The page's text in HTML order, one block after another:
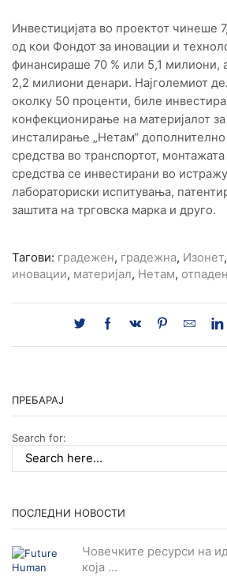
Инвестицијата во проектот чинеше
од кои Фондот за иновации и
финансираше 70 % или 5,1 милиони,
2,2 милиони денари. Најголемиот
околку 50 проценти, биле
конфекционирање на материјалот за
инсталирање „Нетам“
средства во транспортот,
средства се инвестирани во
лабораториски испитувања,
заштита на трговска марка и друго.
Тагови: градежен, градежна, Изонет,
иновации, материјал, Нетам,
ПРЕБАРАЈ
Search for:
ПОСЛЕДНИ НОВОСТИ
Човечките ресурси на
која ...